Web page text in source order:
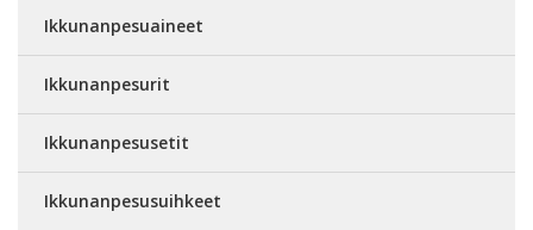
Ikkunanpesuaineet
Ikkunanpesurit
Ikkunanpesusetit
Ikkunanpesusuihkeet